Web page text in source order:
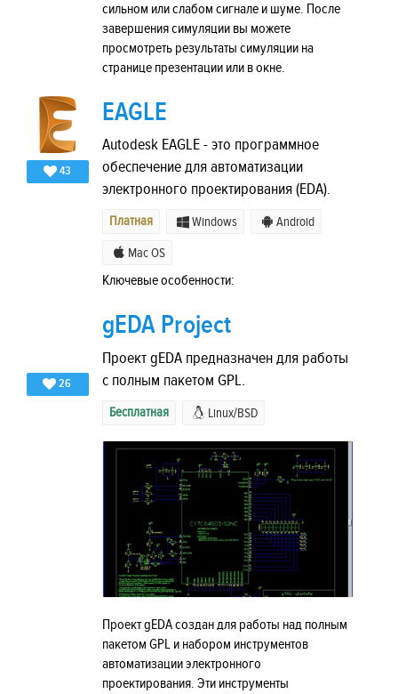
сильном или слабом сигнале и шуме. После
завершения симуляции вы можете
просмотреть результаты симуляции на
странице презентации или в окне.
43
EAGLE
Autodesk EAGLE - это программное
обеспечение для автоматизации
электронного проектирования (EDA).
Платная Windows Android
Mac OS
Ключевые особенности:
26
gEDA Project
Проект gEDA предназначен для работы
с полным пакетом GPL.
Бесплатная Linux/BSD
Проект gEDA создан для работы над полным
пакетом GPL и набором инструментов
автоматизации электронного
проектирования. Эти инструменты